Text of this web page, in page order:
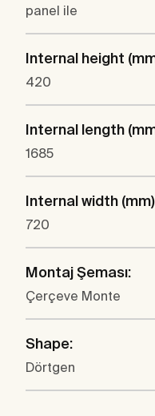
panel ile
Internal height
420
Internal length
1685
Internal width
720
Montaj Şeması:
Çerçeve Monte
Shape:
Dörtgen